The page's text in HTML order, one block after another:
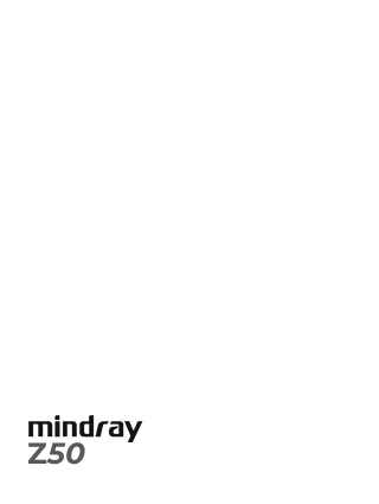
Z50